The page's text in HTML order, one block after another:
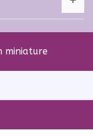
miniature